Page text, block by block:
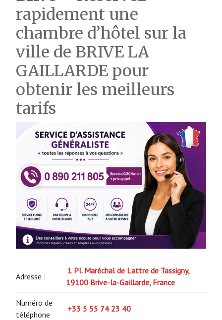
rapidement une
chambre d’hôtel sur la
ville de BRIVE LA
GAILLARDE pour
obtenir les meilleurs
tarifs
Adresse :
1 Pl. Maréchal de Lattre de Tassigny,
19100 Brive-la-Gaillarde, France
Numéro de
téléphone
+33 5 55 74 23 40